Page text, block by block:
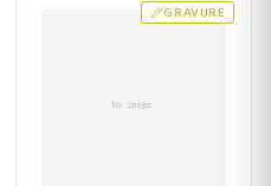
GRAVURE